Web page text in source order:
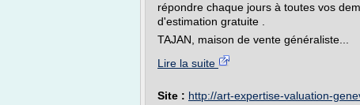
répondre chaque jours à toutes vos
d'estimation gratuite .
TAJAN, maison de vente généraliste...
Lire la suite
Site : http://art-expertise-valuation-